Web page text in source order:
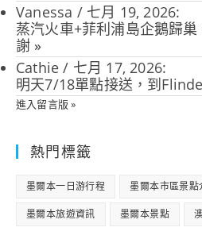
Vanessa / 七月 19, 2026:
蒸汽火車+菲利浦島企鵝歸
謝 »
Cathie / 七月 17, 2026:
明天7/18單點接送，到
進入留言版 »
熱門標籤
墨爾本一日游行程 墨爾本市區景點
墨爾本旅遊資訊 墨爾本景點